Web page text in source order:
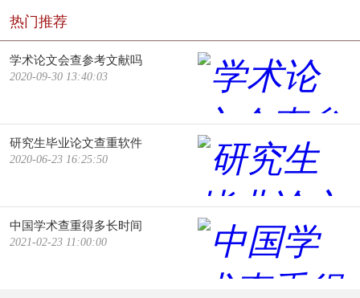
热门推荐
学术论文会查参考文献吗
2020-09-30 13:40:03
研究生毕业论文查重软件
2020-06-23 16:25:50
中国学术查重得多长时间
2021-02-23 11:00:00